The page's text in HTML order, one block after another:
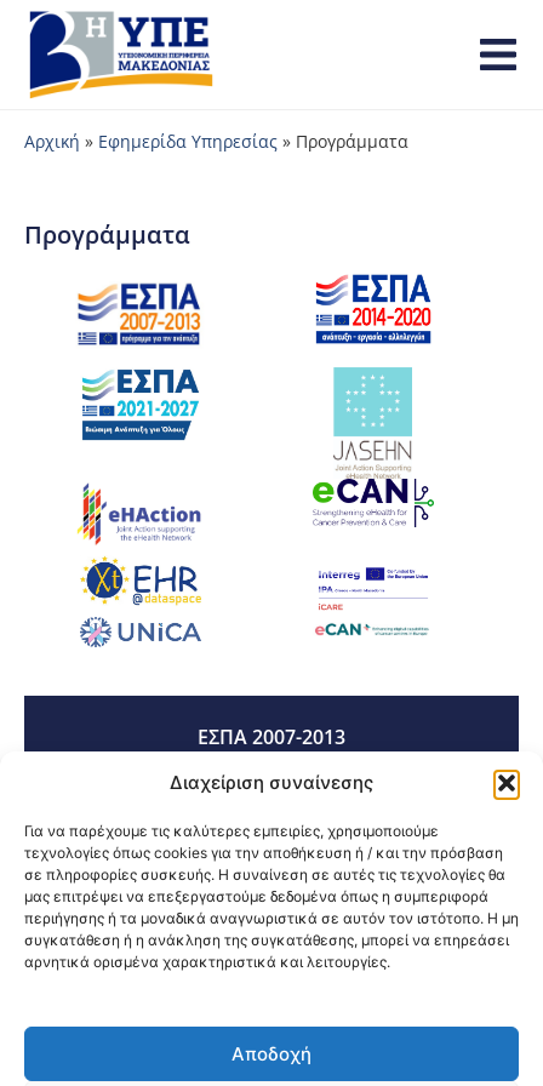
Διαχείριση συναίνεσης
Για να παρέχουμε τις καλύτερες εμπειρίες, χρησιμοποιούμε
τεχνολογίες όπως cookies για την αποθήκευση ή / και την πρόσβαση
σε πληροφορίες συσκευής. Η συναίνεση σε αυτές τις τεχνολογίες θα
μας επιτρέψει να επεξεργαστούμε δεδομένα όπως η συμπεριφορά
περιήγησης ή τα μοναδικά αναγνωριστικά σε αυτόν τον ιστότοπο. Η μη
συγκατάθεση ή η ανάκληση της συγκατάθεσης, μπορεί να επηρεάσει
αρνητικά ορισμένα χαρακτηριστικά και λειτουργίες.
Αποδοχή
Αρχική » Εφημερίδα Υπηρεσίας » Προγράμματα
Προγράμματα
ΕΣΠΑ 2007-2013
ΕΣΠΑ 2014-2020
ΕΣΠΑ 2021-2027
@2026 3ype.gr All rights reserved